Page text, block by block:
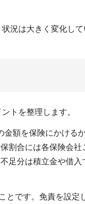
況は大きく変化して
トを整理します。
額を保険にかける
割合には各保険会
足分は積立金や借入
です。免責を設定